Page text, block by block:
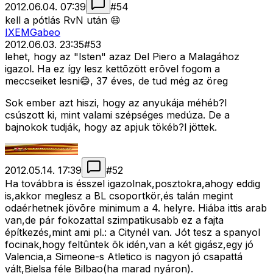
2012.06.04. 07:39
#54
kell a pótlás RvN után 😄
IXEMGabeo
2012.06.03. 23:35#53
lehet, hogy az "Isten" azaz Del Piero a Malagához
igazol. Ha ez így lesz kettõzött erõvel fogom a
meccseiket lesni😄, 37 éves, de tud még az öreg
Sok ember azt hiszi, hogy az anyukája méhéb?l
csúszott ki, mint valami szépséges medúza. De a
bajnokok tudják, hogy az apjuk tökéb?l jöttek.
2012.05.14. 17:39 #52
Ha továbbra is ésszel igazolnak,posztokra,ahogy eddig
is,akkor meglesz a BL csoportkör,és talán megint
odaérhetnek jövõre minimum a 4. helyre. Hiába ittis arab
van,de pár fokozattal szimpatikusabb ez a fajta
építkezés,mint ami pl.: a Citynél van. Jót tesz a spanyol
focinak,hogy feltûntek õk idén,van a két gigász,egy jó
Valencia,a Simeone-s Atletico is nagyon jó csapattá
vált,Bielsa féle Bilbao(ha marad nyáron).